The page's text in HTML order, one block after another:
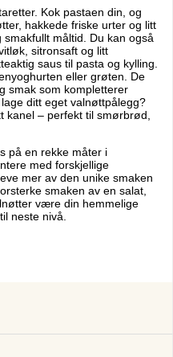
Kok pastaen din, og
hakkede friske urter og litt
måltid. Du kan også
sitronsaft og litt
saus til pasta og kylling.
eller grøten. De
smak som kompletterer
ditt eget valnøttpålegg?
kanel – perfekt til smørbrød,
på en rekke måter i
med forskjellige
mer av den unike smaken
smaken av en salat,
være din hemmelige
neste nivå.